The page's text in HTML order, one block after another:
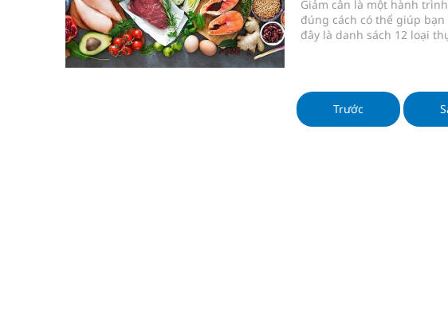
Ung thư thận: Nguy hiểm vì tiến triển quá âm thầm
Vương Thành Công: Khi việc học bắt đầu từ trải nghiệm thực tế
Giảm cân là một hành
đúng cách có thể giúp
đây là danh sách 12 loại
Trước